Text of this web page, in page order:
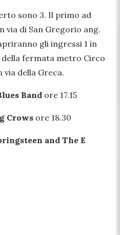
sono 3. Il primo ad
via di San Gregorio ang.
gli ingressi 1 in
della fermata metro Circo
via della Greca.
Band ore 17.15
Crows ore 18.30
and The E